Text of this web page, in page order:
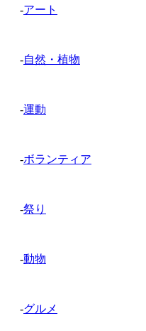
-アート
-自然・植物
-運動
-ボランティア
-祭り
-動物
-グルメ